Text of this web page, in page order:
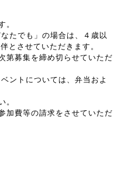
。
たでも」の場合は、４歳以
とさせていただきます。
第募集を締め切らせていただ
ントについては、弁当およ
。
加費等の請求をさせていただ